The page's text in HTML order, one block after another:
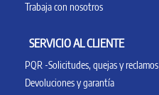
Trabaja con nosotros
SERVICIO AL CLIENTE
PQR -Solicitudes, quejas y reclamos
Devoluciones y garantía